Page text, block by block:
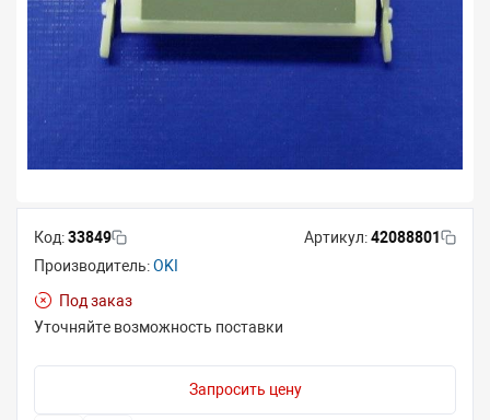
Код:33849 Артикул:42088801
Производитель:OKI
Под заказ
Уточняйте возможность поставки
Запросить цену